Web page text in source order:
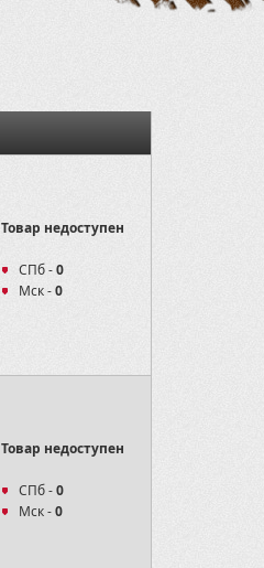
Товар недоступен
СПб -0
Мск -0
Товар недоступен
СПб -0
Мск -0